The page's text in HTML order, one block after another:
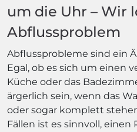
um die Uhr – Wir
Abflussproblem
Abflussprobleme sind ein
Egal, ob es sich um einen
Küche oder das
ärgerlich sein, wenn das
oder sogar komplett
Fällen ist es sinnvoll,